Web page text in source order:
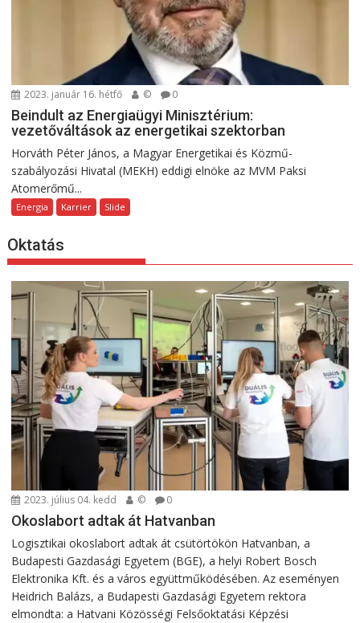
2023. január 16. hétfő © 0
Beindult az Energiaügyi Minisztérium:
vezetőváltások az energetikai szektorban
Horváth Péter János, a Magyar Energetikai és Közmű-
szabályozási Hivatal (MEKH) eddigi elnöke az MVM Paksi
Atomerőmű...
Energia Karrier Slide
Oktatás
2023. július 04. kedd © 0
Okoslabort adtak át Hatvanban
Logisztikai okoslabort adtak át csütörtökön Hatvanban, a
Budapesti Gazdasági Egyetem (BGE), a helyi Robert Bosch
Elektronika Kft. és a város együttműködésében. Az eseményen
Heidrich Balázs, a Budapesti Gazdasági Egyetem rektora
elmondta: a Hatvani Közösségi Felsőoktatási Képzési